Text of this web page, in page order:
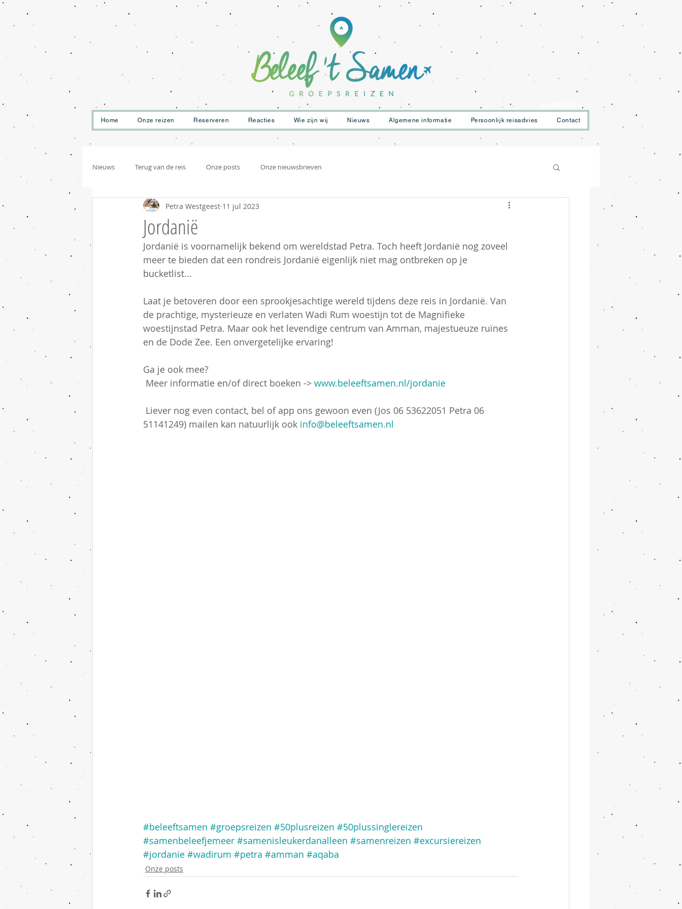
Home Onze reizen Reserveren Reacties Wie zijn wij Nieuws Algemene informatie Persoonlijk reisadvies Contact
Nieuws Terug van de reis Onze posts Onze nieuwsbrieven
Jordanië
Petra Westgeest 11 jul 2023
Jordanië is voornamelijk bekend om wereldstad Petra. Toch heeft Jordanië nog zoveel
meer te bieden dat een rondreis Jordanië eigenlijk niet mag ontbreken op je
bucketlist...
Laat je betoveren door een sprookjesachtige wereld tijdens deze reis in Jordanië. Van
de prachtige, mysterieuze en verlaten Wadi Rum woestijn tot de Magnifieke
woestijnstad Petra. Maar ook het levendige centrum van Amman, majestueuze ruïnes
en de Dode Zee. Een onvergetelijke ervaring!
Ga je ook mee?
Meer informatie en/of direct boeken -> www.beleeftsamen.nl/jordanie
51141249) mailen kan natuurlijk ook info@beleeftsamen.nl
#beleeftsamen #groepsreizen #50plusreizen #50plussinglereizen
#samenbeleefjemeer #samenisleukerdanalleen #samenreizen #excursiereizen
#jordanie #wadirum #petra #amman #aqaba
Onze posts